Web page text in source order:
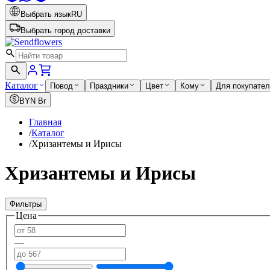
Выбрать языкRU
Выбрать город доставки
Каталог Повод Праздники Цвет Кому
Для
BYN Br
Главная
/Каталог
/Хризантемы и Ирисы
Хризантемы и Ирисы
Фильтры
Цена
—